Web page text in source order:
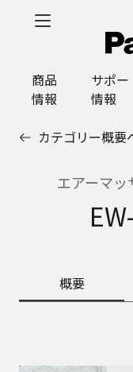
商品
情報
サポー
情報
カテゴリー概要
エアーマ
概要